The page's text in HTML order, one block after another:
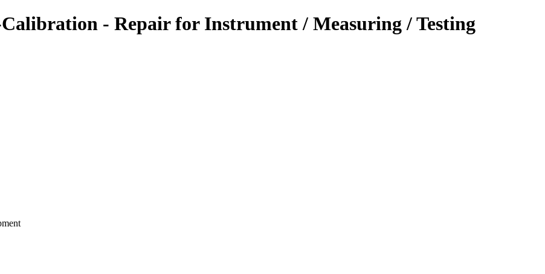
Calibration - Repair for Instrument / Measuring / Testing